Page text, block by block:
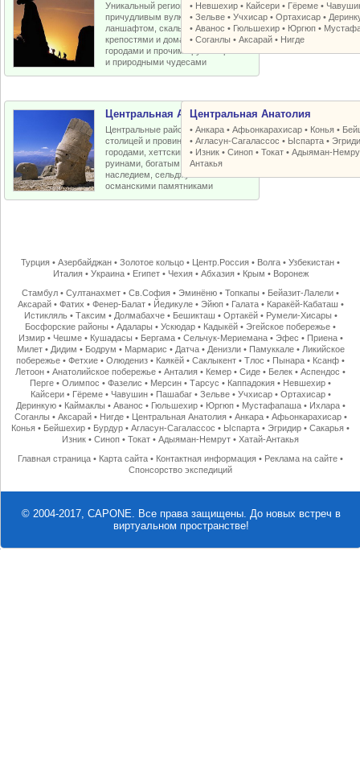
Уникальный регион Турции с
причудливым вулканическим
ланшафтом, скальными церквями,
крепостями и домами, пещерными
городами и прочими рукотворными
и природными чудесами
• Невшехир • Кайсери • Гёреме •
•Зельве •Учхисар •Ортахисар •
•Аванос • Гюльшехир • Юргюп •
•Соганлы •Аксарай • Нигде
Центральная Анатолия
Центральные районы Турции со
столицей и провинциальными
городами, хеттскими и античными
руинами, богатым византийским
наследием, сельджукскими и
османскими памятниками
Центральная Анатолия
•Анкара •Афьонкарахисар • Конья •
•Агласун-Сагалассос • Ыспарта •
• Изник •Синоп •Токат •Адыяман-
Антакья
Турция •Азербайджан •Золотое кольцо • Центр.Россия • Волга •Узбекистан •
Италия• Украина• Египет• Чехия• Абхазия• Крым • Воронеж
Стамбул •Султанахмет •Св.София •Эминёню •Топкапы • Бейазит-Лалели •
Аксарай• Фатих • Фенер-Балат• Йедикуле• Эйюп• Галата• Каракёй-Кабаташ •
Истикляль• Таксим • Долмабахче• Бешикташ • Ортакёй• Румели-Хисары •
Босфорские районы •Адалары •Ускюдар • Кадыкёй •Эгейское побережье •
Измир• Чешме• Кушадасы • Бергама• Сельчук-Мериемана• Эфес • Приена•
Милет• Дидим • Бодрум • Мармарис • Датча• Денизли• Памуккале• Ликийское
побережье •Фетхие •Олюдениз • Каякёй •Саклыкент •Тлос • Пынара • Ксанф •
Летоон •Анатолийское побережье •Анталия • Кемер •Сиде • Белек •Аспендос •
Перге •Олимпос •Фазелис • Мерсин •Тарсус • Каппадокия • Невшехир •
Кайсери• Гёреме• Чавушин• Пашабаг• Зельве• Учхисар• Ортахисар•
Деринкую• Каймаклы • Аванос • Гюльшехир• Юргюп• Мустафапаша• Ихлара•
Соганлы • Аксарай• Нигде• Центральная Анатолия• Анкара• Афьонкарахисар•
Конья • Бейшехир • Бурдур •Агласун-Сагалассос • Ыспарта •Эгридир •Сакарья •
Изник •Синоп •Токат •Адыяман-Немрут •Хатай-Антакья
Главная страница • Карта сайта • Контактная информация • Реклама на сайте •
Спонсорство экспедиций
© 2004-2017, CAPONE. Все права защищены. До новых встреч в
виртуальном пространстве!